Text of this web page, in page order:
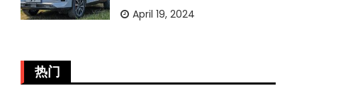
April 19, 2024
热门